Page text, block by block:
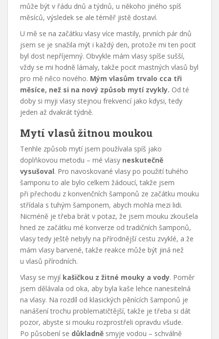
může být v řádu dnů a týdnů, u někoho jiného spíš
měsíců, výsledek se ale téměř jistě dostaví.
U mě se na začátku vlasy více mastily, prvních pár dnů
jsem se je snažila mýt i každý den, protože mi ten pocit
byl dost nepříjemný. Obvykle mám vlasy spíše sušší,
vždy se mi hodně lámaly, takže pocit mastných vlasů byl
pro mě něco nového. Mým vlasům trvalo cca tři
měsíce, než si na nový způsob mytí zvykly. Od té
doby si myji vlasy stejnou frekvencí jako kdysi, tedy
jeden až dvakrát týdně.
Mytí vlasů žitnou moukou
Tenhle způsob mytí jsem používala spíš jako
doplňkovou metodu – mé vlasy neskutečně
vysušoval. Pro navoskované vlasy po použití tuhého
šamponu to ale bylo celkem žádoucí, takže jsem
při přechodu z konvenčních šamponů ze začátku mouku
střídala s tuhým šamponem, abych mohla mezi lidi.
Nicméně je třeba brát v potaz, že jsem mouku zkoušela
hned ze začátku mé konverze od tradičních šamponů,
vlasy tedy ještě nebyly na přírodnější cestu zvyklé, a že
mám vlasy barvené, takže reakce může být jiná než
u vlasů přírodních.
Vlasy se myjí kašičkou z žitné mouky a vody. Poměr
jsem dělávala od oka, aby byla kaše lehce nanesitelná
na vlasy. Na rozdíl od klasických pěnících šamponů je
nanášení trochu problematičtější, takže je třeba si dát
pozor, abyste si mouku rozprostřeli opravdu všude.
Po působení se důkladně smyje vodou – schválně